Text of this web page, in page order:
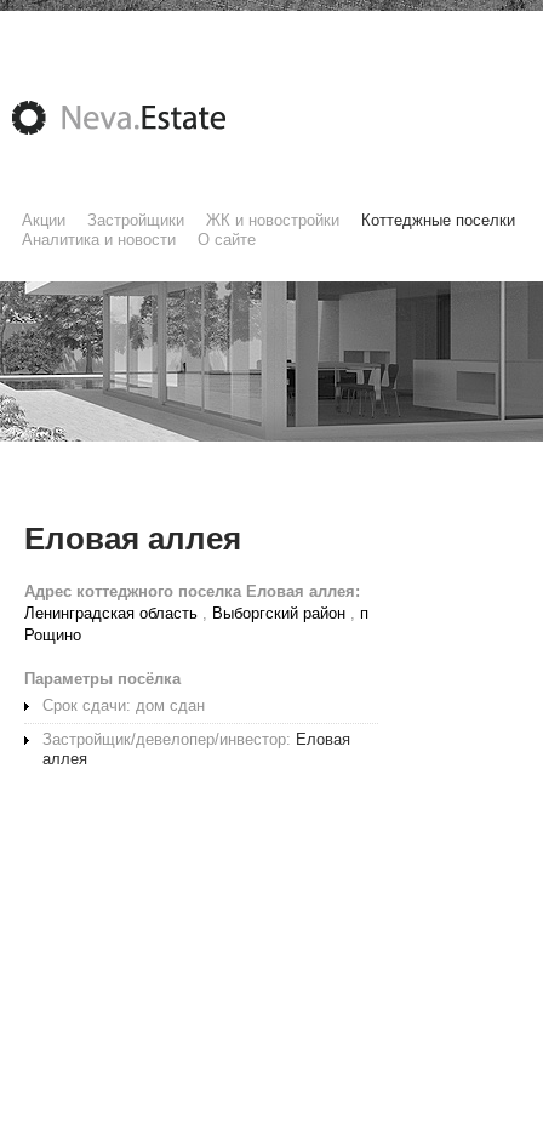
Акции Застройщики ЖК и новостройки
Коттеджные поселки
Аналитика и новости
О сайте
Еловая аллея
Адрес коттеджного поселка Еловая аллея:
Ленинградская область , Выборгский район , п
Рощино
Параметры посёлка
Срок сдачи: дом сдан
Застройщик/девелопер/инвестор: Еловая
аллея